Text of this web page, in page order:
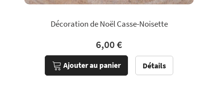
Décoration de Noël Casse-Noisette
6,00 €
Ajouter au panier Détails